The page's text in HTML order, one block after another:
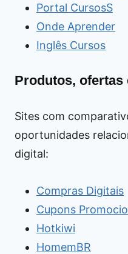
Portal CursosS
Onde Aprender
Inglês Cursos
Produtos, ofertas
Sites com
oportunidades
digital:
Compras Digitais
Cupons
Hotkiwi
HomemBR